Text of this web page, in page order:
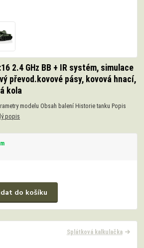
2.4 GHz BB + IR systém, simulace
převod.kovové pásy, kovová hnací,
kola
modelu Obsah balení Historie tanku Popis
popis
do košíku
Splátková kalkulačka